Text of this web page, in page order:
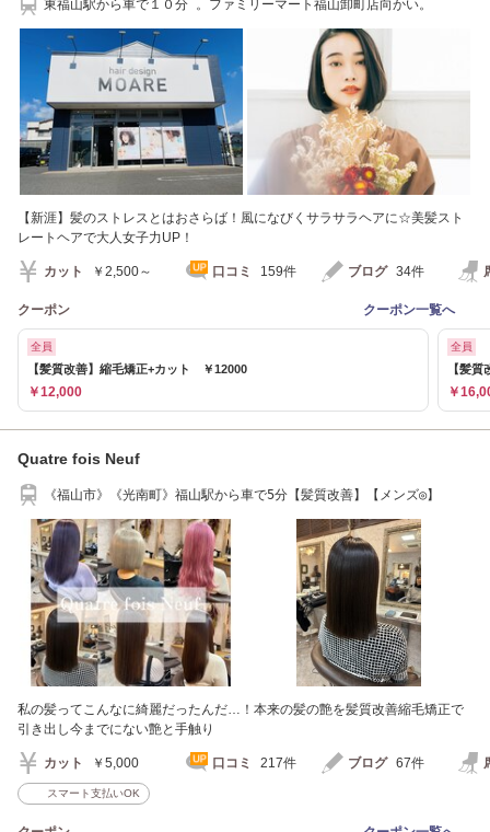
東福山駅から車で１０分 。ファミリーマート福山卸町店向かい。
【新涯】髪のストレスとはおさらば！風になびくサラサラヘアに☆美髪スト
レートヘアで大人女子力UP！
カット ￥2,500～ 口コミ 159件 ブログ 34件
クーポン クーポン一覧へ
全員
【髪質改善】縮毛矯正+カット ￥12000
￥12,000
全員
【髪
￥
Quatre fois Neuf
《福山市》《光南町》福山駅から車で5分【髪質改善】【メンズ◎】
私の髪ってこんなに綺麗だったんだ…！本来の髪の艶を髪質改善縮毛矯正で
引き出し今までにない艶と手触り
カット ￥5,000 口コミ 217件 ブログ 67件
スマート支払いOK